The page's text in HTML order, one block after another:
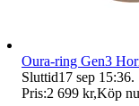
Oura-ring Gen3
Sluttid17 sep 15:36.
Pris:2 699 kr,Köp nu